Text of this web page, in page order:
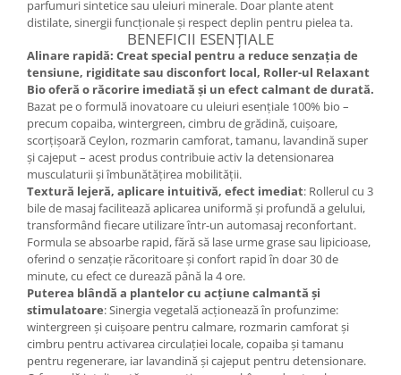
Zinc
Cătină
Chlorella
Colina
Electroliti
Produse Apicole
Cacao
parfumuri sintetice sau uleiuri minerale. Doar plante atent
distilate, sinergii funcționale și respect deplin pentru pielea ta.
BENEFICII ESENȚIALE
Alinare rapidă: Creat special pentru a reduce senzația de
tensiune, rigiditate sau disconfort local, Roller-ul Relaxant
Bio oferă o răcorire imediată și un efect calmant de durată.
Bazat pe o formulă inovatoare cu uleiuri esențiale 100% bio –
precum copaiba, wintergreen, cimbru de grădină, cuișoare,
scorțișoară Ceylon, rozmarin camforat, tamanu, lavandină super
și cajeput – acest produs contribuie activ la detensionarea
musculaturii și îmbunătățirea mobilității.
Textură lejeră, aplicare intuitivă, efect imediat: Rollerul cu 3
bile de masaj facilitează aplicarea uniformă și profundă a gelului,
transformând fiecare utilizare într-un automasaj reconfortant.
Formula se absoarbe rapid, fără să lase urme grase sau lipicioase,
oferind o senzație răcoritoare și confort rapid în doar 30 de
minute, cu efect ce durează până la 4 ore.
Puterea blândă a plantelor cu acțiune calmantă și
stimulatoare: Sinergia vegetală acționează în profunzime:
wintergreen și cuișoare pentru calmare, rozmarin camforat și
cimbru pentru activarea circulației locale, copaiba și tamanu
pentru regenerare, iar lavandină și cajeput pentru detensionare.